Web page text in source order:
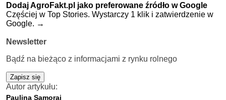
Dodaj AgroFakt.pl jako preferowane źródło w Google
Częściej w Top Stories. Wystarczy 1 klik i zatwierdzenie w
Google. →
Newsletter
Bądź na bieżąco z informacjami z rynku rolnego
Zapisz się
Autor artykułu:
Paulina Samoraj